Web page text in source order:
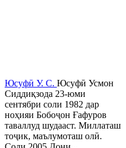
Юсуфӣ У. C. Юсуфӣ Усмон
Сиддиқзода 23-юми
сентябри соли 1982 дар
ноҳияи Бобоҷон Ғафуров
таваллуд шудааст. Миллаташ
тоҷик, маълумоташ олӣ.